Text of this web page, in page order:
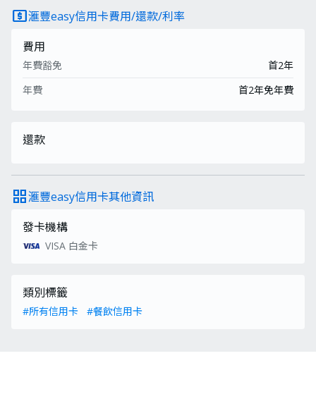
local_atm滙豐easy信用卡費用/還款/利率
費用
年費豁免
首2年
年費
首2年免年費
還款
grid_view滙豐easy信用卡其他資訊
發卡機構
VISA 白金卡
類別標籤
#所有信用卡 #餐飲信用卡